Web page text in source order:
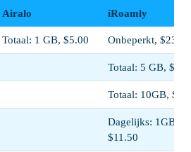
Airalo iRoamly
Totaal: 1 GB, $5.00 Onbeperkt, $23.00
Totaal: 5 GB,
Totaal: 10GB,
Dagelijks: 1GB,
$11.50